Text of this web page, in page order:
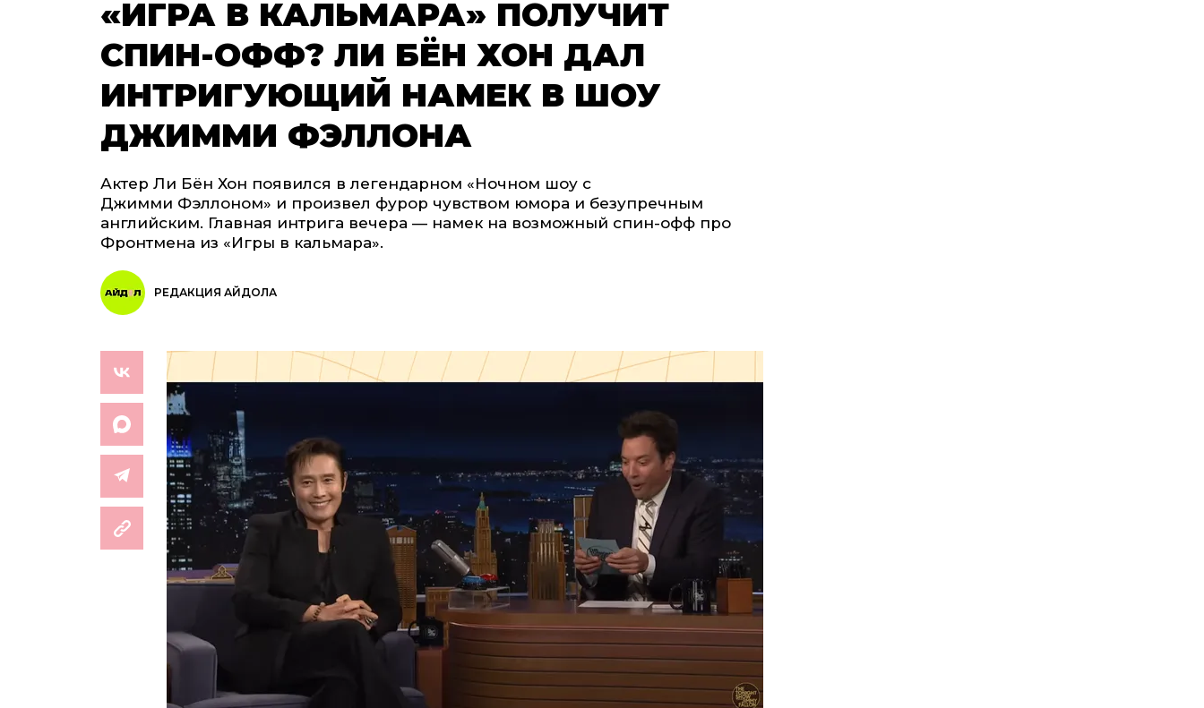
«ИГРА В КАЛЬМАРА» ПОЛУЧИТ
СПИН-ОФФ? ЛИ БЁН ХОН ДАЛ
ИНТРИГУЮЩИЙ НАМЕК В ШОУ
ДЖИММИ ФЭЛЛОНА
Актер Ли Бён Хон появился в легендарном «Ночном шоу с
Джимми Фэллоном» и произвел фурор чувством юмора и безупречным
английским. Главная интрига вечера — намек на возможный спин-офф про
Фронтмена из «Игры в кальмара».
РЕДАКЦИЯ АЙДОЛА